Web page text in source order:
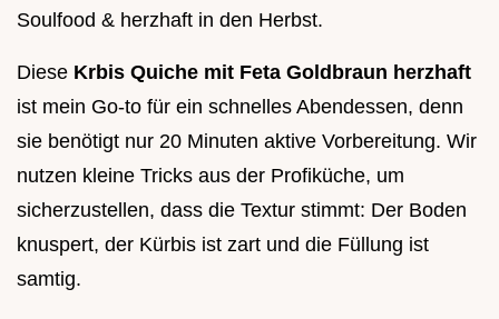
Soulfood & herzhaft in den Herbst.
Diese Krbis Quiche mit Feta Goldbraun herzhaft
ist mein Go-to für ein schnelles Abendessen, denn
sie benötigt nur 20 Minuten aktive Vorbereitung. Wir
nutzen kleine Tricks aus der Profiküche, um
sicherzustellen, dass die Textur stimmt: Der Boden
knuspert, der Kürbis ist zart und die Füllung ist
samtig.